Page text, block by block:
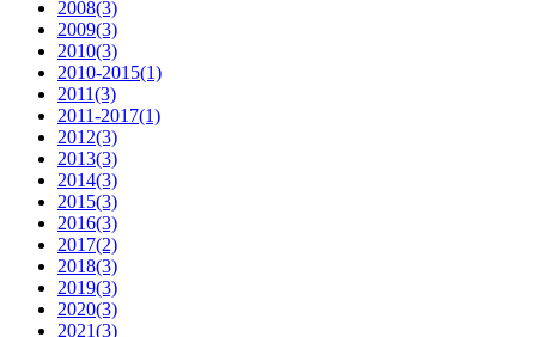
2008(3)
2009(3)
2010(3)
2010-2015(1)
2011(3)
2011-2017(1)
2012(3)
2013(3)
2014(3)
2015(3)
2016(3)
2017(2)
2018(3)
2019(3)
2020(3)
2021(3)